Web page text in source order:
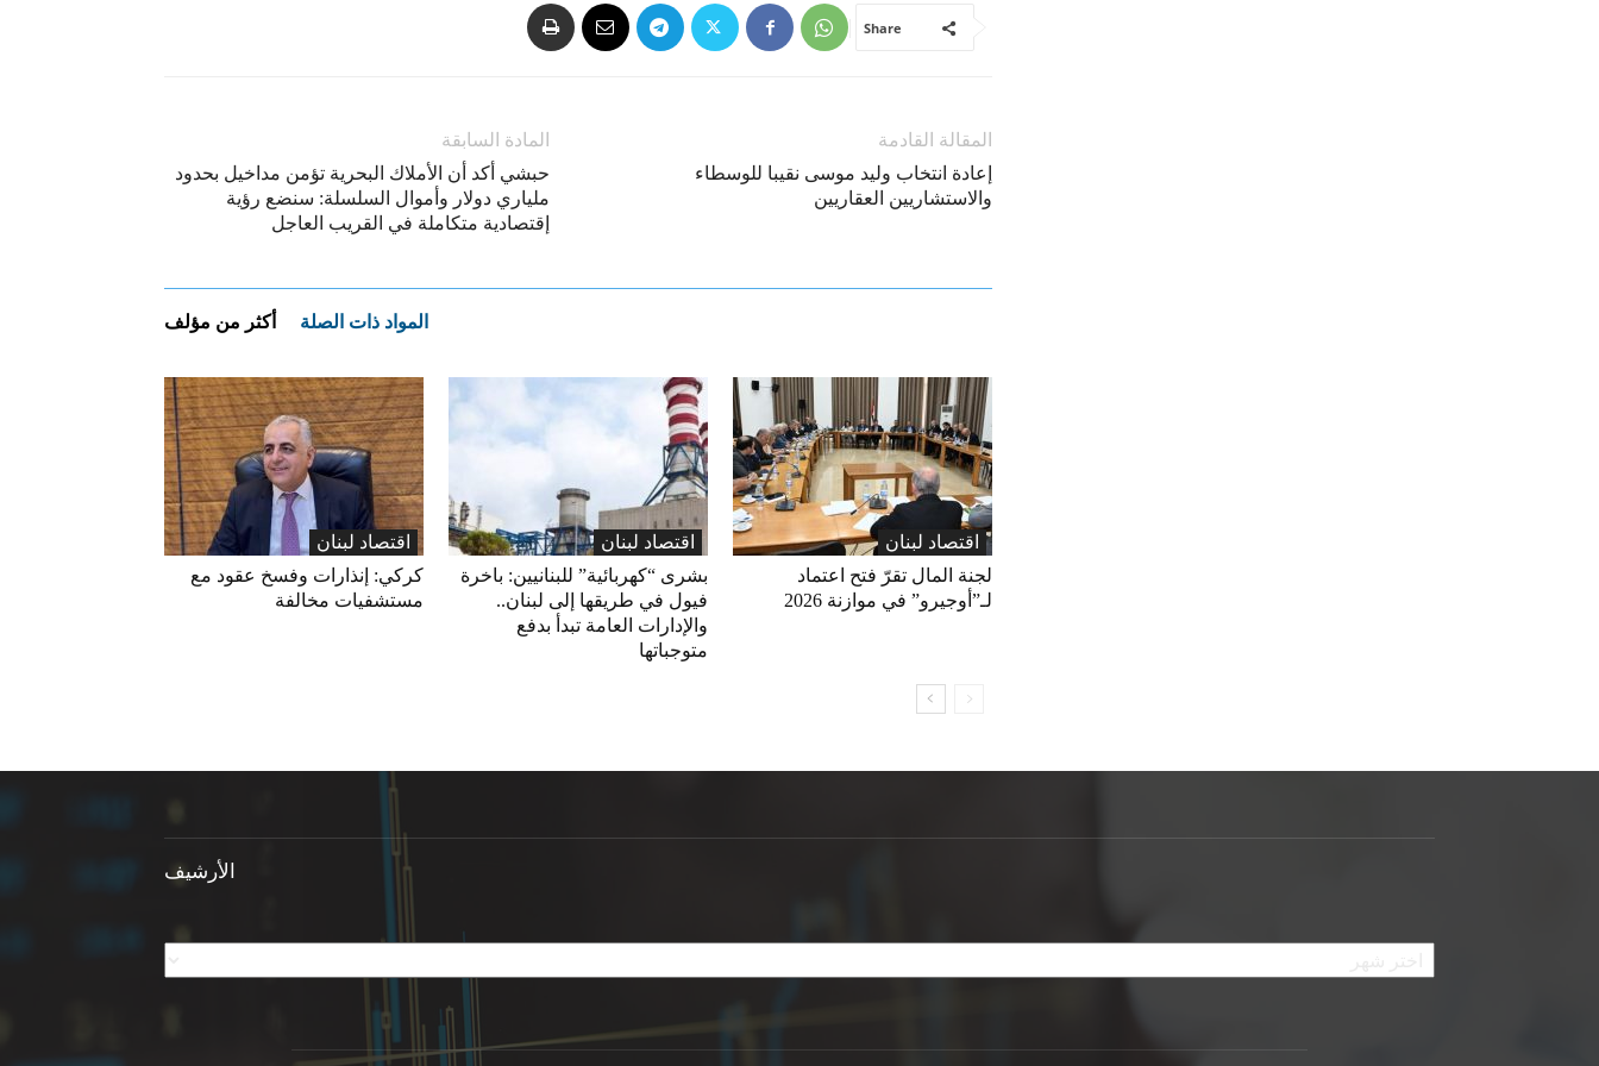
Share
المادة السابقة
حبشي أكد أن الأملاك البحرية تؤمن مداخيل بحدود
ملياري دولار وأموال السلسلة: سنضع رؤية
إقتصادية متكاملة في القريب العاجل
المقالة القادمة
إعادة انتخاب وليد موسى نقيبا للوسطاء
والاستشاريين العقاريين
المواد ذات الصلة أكثر من مؤلف
اقتصاد لبنان
كركي: إنذارات وفسخ عقود مع
مستشفيات مخالفة
اقتصاد لبنان
بشرى “كهربائية” للبنانيين: باخرة
فيول في طريقها إلى لبنان..
والإدارات العامة تبدأ بدفع
متوجباتها
اقتصاد لبنان
لجنة المال تقرّ فتح اعتماد
لـ”أوجيرو” في موازنة 2026
الأرشيف
الأرشيف